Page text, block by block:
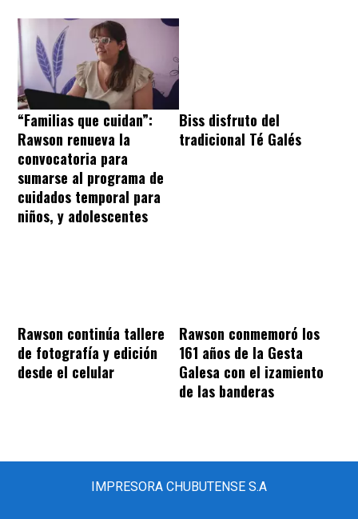
“Familias que cuidan”:
Rawson renueva la
convocatoria para
sumarse al programa de
cuidados temporal para
niños, y adolescentes
Biss disfruto del
tradicional Té Galés
Rawson continúa tallere
de fotografía y edición
desde el celular
Rawson conmemoró los
161 años de la Gesta
Galesa con el izamiento
de las banderas
IMPRESORA CHUBUTENSE S.A